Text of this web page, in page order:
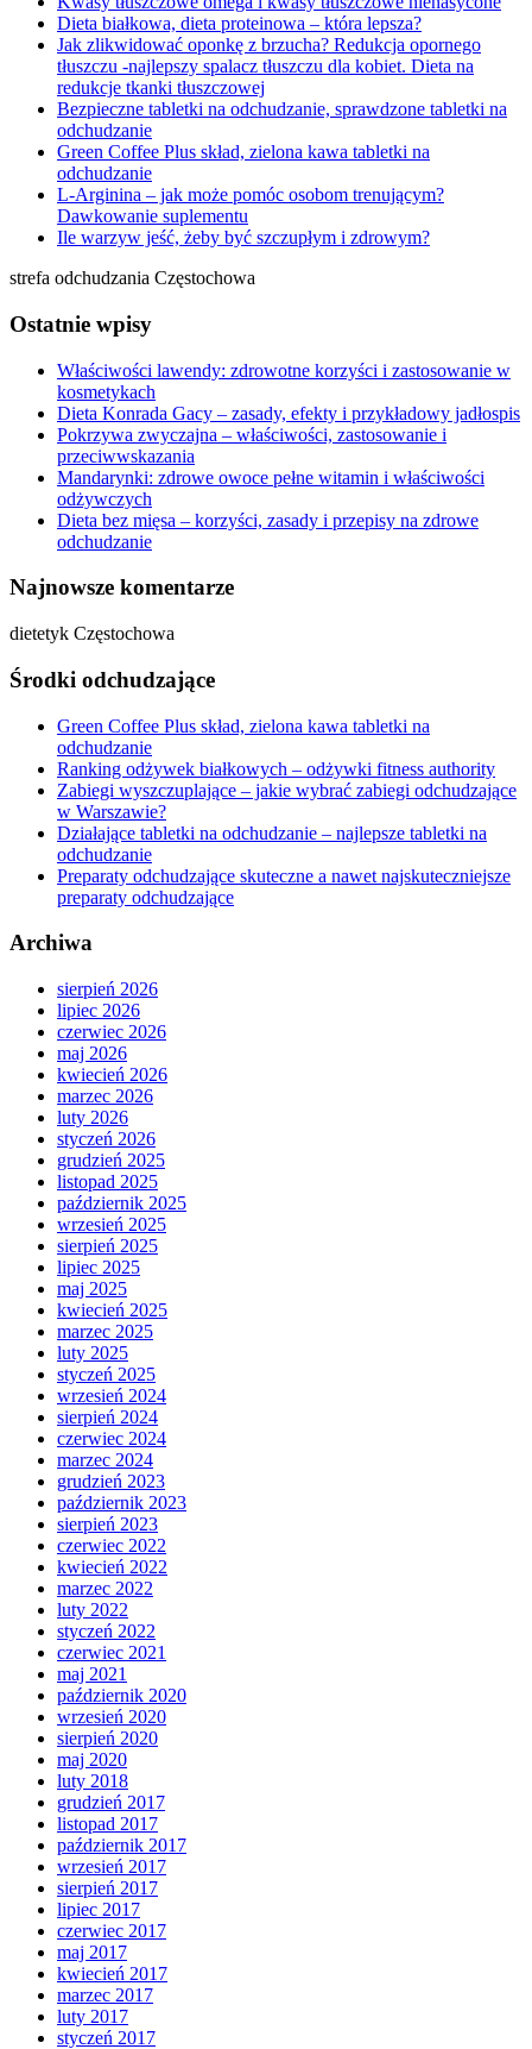
Dieta białkowa, dieta proteinowa – która lepsza?
Jak zlikwidować oponkę z brzucha? Redukcja opornego
tłuszczu -najlepszy spalacz tłuszczu dla kobiet. Dieta na
redukcje tkanki tłuszczowej
Bezpieczne tabletki na odchudzanie, sprawdzone tabletki na
odchudzanie
Green Coffee Plus skład, zielona kawa tabletki na
odchudzanie
L-Arginina – jak może pomóc osobom trenującym?
Dawkowanie suplementu
Ile warzyw jeść, żeby być szczupłym i zdrowym?
strefa odchudzania Częstochowa
Ostatnie wpisy
Właściwości lawendy: zdrowotne korzyści i zastosowanie w
kosmetykach
Dieta Konrada Gacy – zasady, efekty i przykładowy jadłospis
Pokrzywa zwyczajna – właściwości, zastosowanie i
przeciwwskazania
Mandarynki: zdrowe owoce pełne witamin i właściwości
odżywczych
Dieta bez mięsa – korzyści, zasady i przepisy na zdrowe
odchudzanie
Najnowsze komentarze
dietetyk Częstochowa
Środki odchudzające
Green Coffee Plus skład, zielona kawa tabletki na
odchudzanie
Ranking odżywek białkowych – odżywki fitness authority
Zabiegi wyszczuplające – jakie wybrać zabiegi odchudzające
w Warszawie?
Działające tabletki na odchudzanie – najlepsze tabletki na
odchudzanie
Preparaty odchudzające skuteczne a nawet najskuteczniejsze
preparaty odchudzające
Archiwa
sierpień 2026
lipiec 2026
czerwiec 2026
maj 2026
kwiecień 2026
marzec 2026
luty 2026
styczeń 2026
grudzień 2025
listopad 2025
październik 2025
wrzesień 2025
sierpień 2025
lipiec 2025
maj 2025
kwiecień 2025
marzec 2025
luty 2025
styczeń 2025
wrzesień 2024
sierpień 2024
czerwiec 2024
marzec 2024
grudzień 2023
październik 2023
sierpień 2023
czerwiec 2022
kwiecień 2022
marzec 2022
luty 2022
styczeń 2022
czerwiec 2021
maj 2021
październik 2020
wrzesień 2020
sierpień 2020
maj 2020
luty 2018
grudzień 2017
listopad 2017
październik 2017
wrzesień 2017
sierpień 2017
lipiec 2017
czerwiec 2017
maj 2017
kwiecień 2017
marzec 2017
luty 2017
styczeń 2017